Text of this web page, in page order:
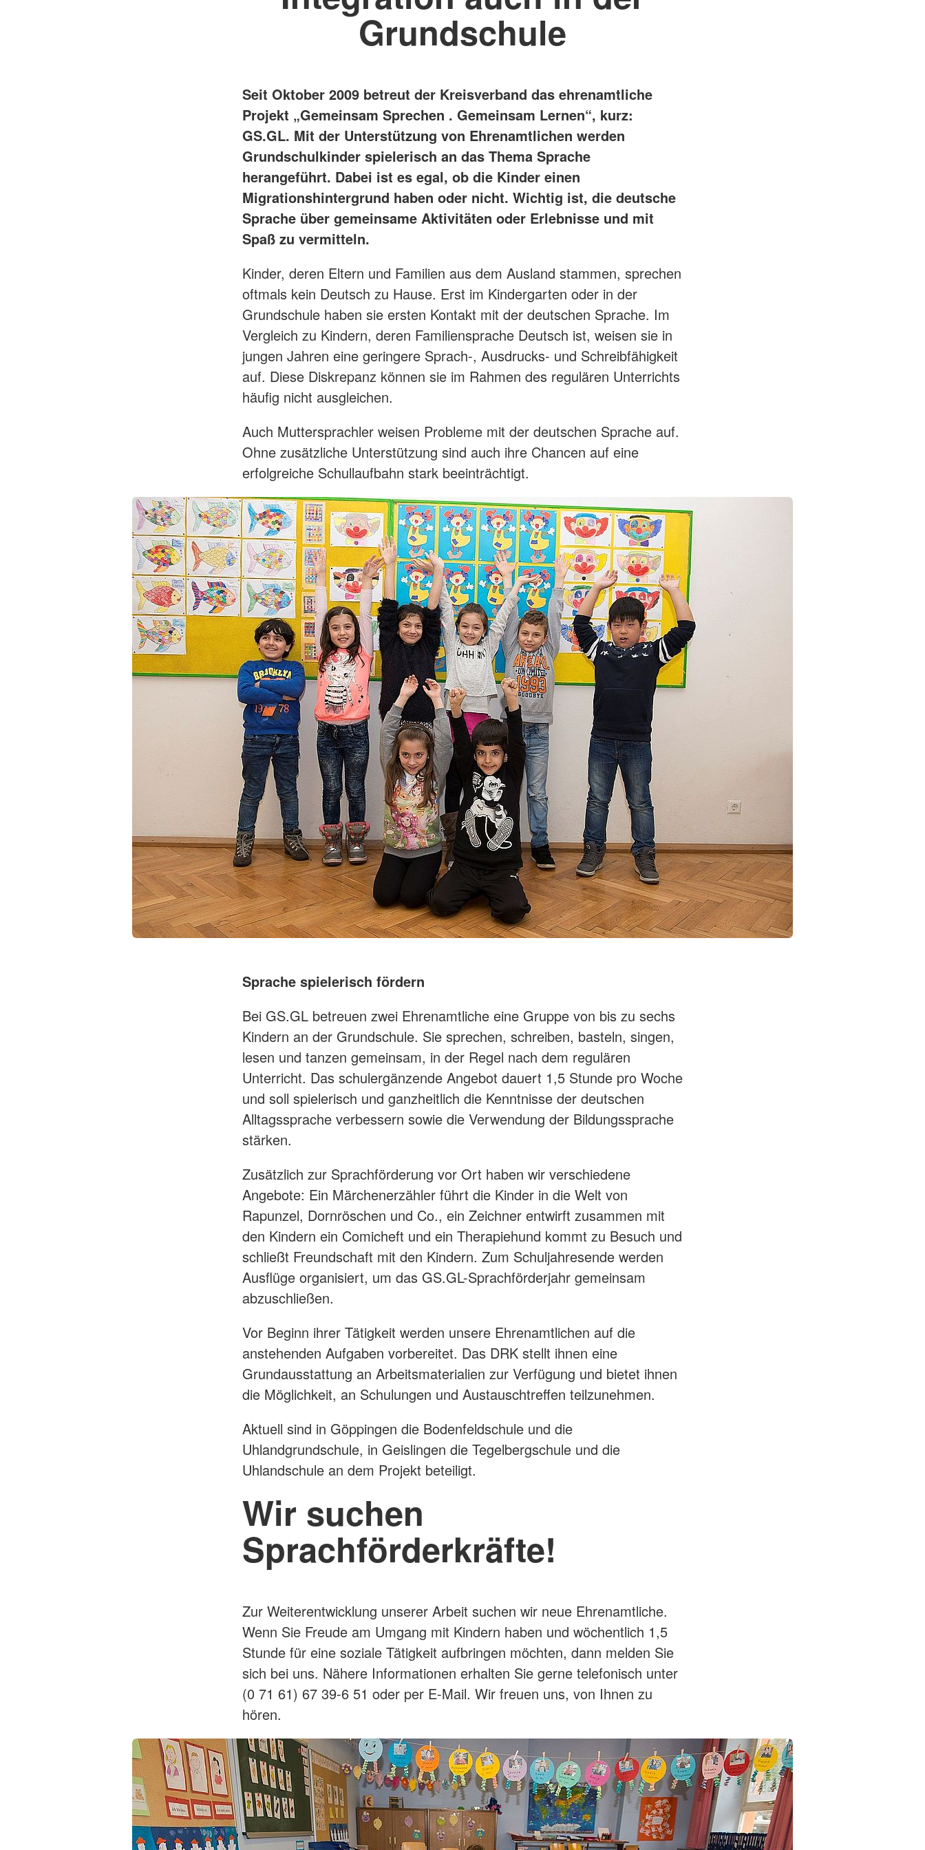
Grundschule
Seit Oktober 2009 betreut der Kreisverband das ehrenamtliche
Projekt „Gemeinsam Sprechen . Gemeinsam Lernen“, kurz:
GS.GL. Mit der Unterstützung von Ehrenamtlichen werden
Grundschulkinder spielerisch an das Thema Sprache
herangeführt. Dabei ist es egal, ob die Kinder einen
Migrationshintergrund haben oder nicht. Wichtig ist, die deutsche
Sprache über gemeinsame Aktivitäten oder Erlebnisse und mit
Spaß zu vermitteln.
Kinder, deren Eltern und Familien aus dem Ausland stammen, sprechen
oftmals kein Deutsch zu Hause. Erst im Kindergarten oder in der
Grundschule haben sie ersten Kontakt mit der deutschen Sprache. Im
Vergleich zu Kindern, deren Familiensprache Deutsch ist, weisen sie in
jungen Jahren eine geringere Sprach-, Ausdrucks- und Schreibfähigkeit
auf. Diese Diskrepanz können sie im Rahmen des regulären Unterrichts
häufig nicht ausgleichen.
Auch Muttersprachler weisen Probleme mit der deutschen Sprache auf.
Ohne zusätzliche Unterstützung sind auch ihre Chancen auf eine
erfolgreiche Schullaufbahn stark beeinträchtigt.
Sprache spielerisch fördern
Bei GS.GL betreuen zwei Ehrenamtliche eine Gruppe von bis zu sechs
Kindern an der Grundschule. Sie sprechen, schreiben, basteln, singen,
lesen und tanzen gemeinsam, in der Regel nach dem regulären
Unterricht. Das schulergänzende Angebot dauert 1,5 Stunde pro Woche
und soll spielerisch und ganzheitlich die Kenntnisse der deutschen
Alltagssprache verbessern sowie die Verwendung der Bildungssprache
stärken.
Zusätzlich zur Sprachförderung vor Ort haben wir verschiedene
Angebote: Ein Märchenerzähler führt die Kinder in die Welt von
Rapunzel, Dornröschen und Co., ein Zeichner entwirft zusammen mit
den Kindern ein Comicheft und ein Therapiehund kommt zu Besuch und
schließt Freundschaft mit den Kindern. Zum Schuljahresende werden
Ausflüge organisiert, um das GS.GL-Sprachförderjahr gemeinsam
abzuschließen.
Vor Beginn ihrer Tätigkeit werden unsere Ehrenamtlichen auf die
anstehenden Aufgaben vorbereitet. Das DRK stellt ihnen eine
Grundausstattung an Arbeitsmaterialien zur Verfügung und bietet ihnen
die Möglichkeit, an Schulungen und Austauschtreffen teilzunehmen.
Aktuell sind in Göppingen die Bodenfeldschule und die
Uhlandgrundschule, in Geislingen die Tegelbergschule und die
Uhlandschule an dem Projekt beteiligt.
Wir suchen
Sprachförderkräfte!
Zur Weiterentwicklung unserer Arbeit suchen wir neue Ehrenamtliche.
Wenn Sie Freude am Umgang mit Kindern haben und wöchentlich 1,5
Stunde für eine soziale Tätigkeit aufbringen möchten, dann melden Sie
sich bei uns. Nähere Informationen erhalten Sie gerne telefonisch unter
(0 71 61) 67 39-6 51 oder per E-Mail. Wir freuen uns, von Ihnen zu
hören.